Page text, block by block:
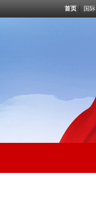
首页 国际